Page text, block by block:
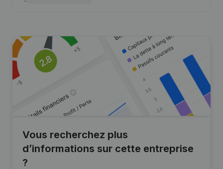
Vous recherchez plus
d’informations sur cette entreprise
?